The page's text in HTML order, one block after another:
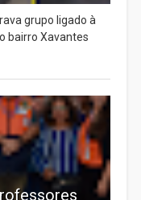
grupo ligado à
bairro Xavantes